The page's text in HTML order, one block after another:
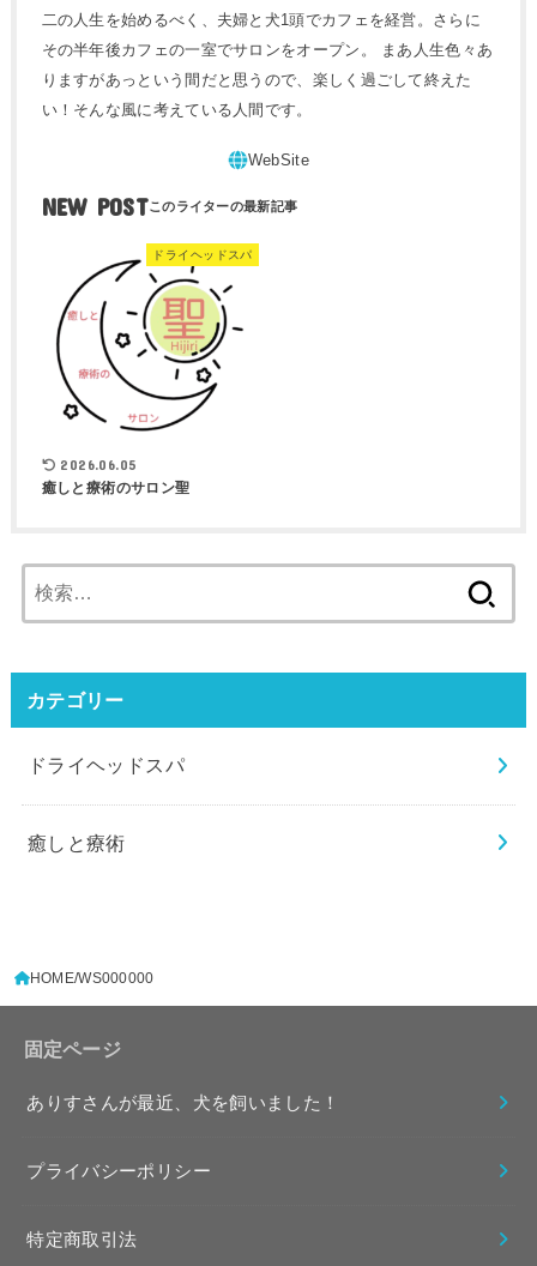
二の人生を始めるべく、夫婦と犬1頭でカフェを経営。さらに
その半年後カフェの一室でサロンをオープン。 まあ人生色々あ
りますがあっという間だと思うので、楽しく過ごして終えた
い！そんな風に考えている人間です。
NEW POST
ドライヘッドスパ
2026.06.05
癒しと療術のサロン聖
索:
カテゴリー
ドライヘッドスパ
癒しと療術
HOME WS000000
固定ページ
ありすさんが最近、犬を飼いました！
プライバシーポリシー
特定商取引法